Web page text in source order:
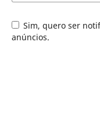
Sim, quero ser
anúncios.